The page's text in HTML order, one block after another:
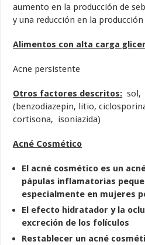
aumento en la producción de
y una reducción en la
Alimentos con alta carga
Acne persistente
Otros factores descritos: sol,
(benzodiazepin, litio,
cortisona, isoniazida)
Acné Cosmético
El acné cosmético es un
pápulas inflamatorias
especialmente en mujeres
El efecto hidratador y la
excreción de los folículos
Restablecer un acné